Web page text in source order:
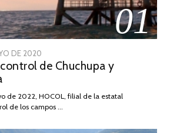
01
DE 2020
DE
2026
de Chuchupa y
de 2022, HOCOL, filial de la estatal
de los campos …